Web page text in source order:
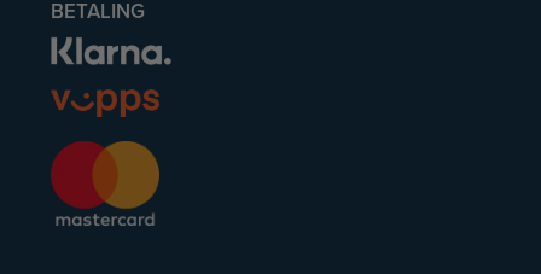
BETALING